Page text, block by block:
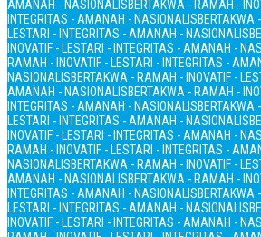
AMANAH - NASIONALISBERTAKWA - RAMAH -
INTEGRITAS - AMANAH - NASIONALISBERTAKWA
LESTARI - INTEGRITAS - AMANAH - NASIONALIS
INOVATIF - LESTARI - INTEGRITAS - AMANAH -
RAMAH - INOVATIF - LESTARI - INTEGRITAS -
NASIONALISBERTAKWA - RAMAH - INOVATIF -
AMANAH - NASIONALISBERTAKWA - RAMAH -
INTEGRITAS - AMANAH - NASIONALISBERTAKWA
LESTARI - INTEGRITAS - AMANAH - NASIONALIS
INOVATIF - LESTARI - INTEGRITAS - AMANAH -
RAMAH - INOVATIF - LESTARI - INTEGRITAS -
NASIONALISBERTAKWA - RAMAH - INOVATIF -
AMANAH - NASIONALISBERTAKWA - RAMAH -
INTEGRITAS - AMANAH - NASIONALISBERTAKWA
LESTARI - INTEGRITAS - AMANAH - NASIONALIS
INOVATIF - LESTARI - INTEGRITAS - AMANAH -